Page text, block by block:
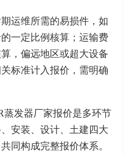
运维所需的易损件，如
一定比例核算；运输费
，偏远地区或超大设备
标准计入报价，需明确
蒸发器厂家报价是多环节
安装、设计、土建四大
同构成完整报价体系。